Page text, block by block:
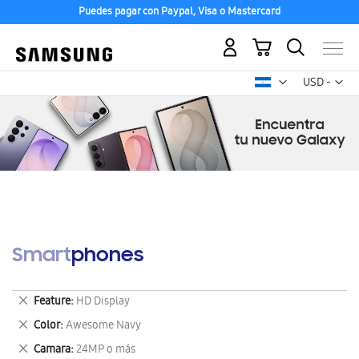
Puedes pagar con Paypal, Visa o Mastercard
USD -
dólar
Mi carrito
Smartphones
Feature HD Display
Eliminar
este
artículo
Color Awesome Navy
Eliminar
este
Camara 24MP o más
Eliminar